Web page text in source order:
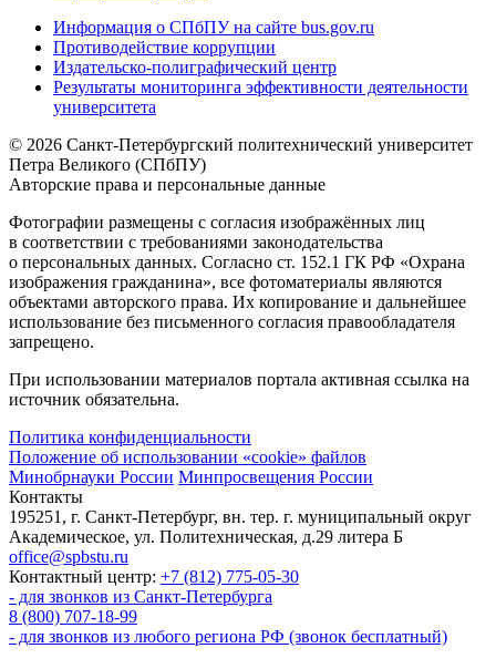
Информация о СПбПУ на сайте bus.gov.ru
Противодействие коррупции
Издательско-полиграфический центр
Результаты мониторинга эффективности деятельности
университета
© 2026 Санкт-Петербургский политехнический университет
Петра Великого (СПбПУ)
Авторские права и персональные данные
Фотографии размещены с согласия изображённых лиц
в соответствии с требованиями законодательства
о персональных данных. Согласно ст. 152.1 ГК РФ «Охрана
изображения гражданина», все фотоматериалы являются
объектами авторского права. Их копирование и дальнейшее
использование без письменного согласия правообладателя
запрещено.
При использовании материалов портала активная ссылка на
источник обязательна.
Политика конфиденциальности
Положение об использовании «cookie» файлов
Минобрнауки России Минпросвещения России
Контакты
195251, г. Санкт-Петербург, вн. тер. г. муниципальный округ
Академическое, ул. Политехническая, д.29 литера Б
office@spbstu.ru
Контактный центр: +7 (812) 775-05-30
- для звонков из Санкт-Петербурга
8 (800) 707-18-99
- для звонков из любого региона РФ (звонок бесплатный)